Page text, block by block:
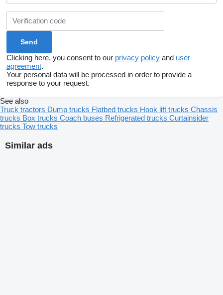
TGX? Цей високоякісний корпус фільтра забезпечить
ефективний захист вашої палива від забруднень, що
продовжить термін служби вашого двигуна та зменшить
Сумісність з MAN TGA та MAN TGX, що забезпечує
простоту установки та сумісність
виробництва корпусу
Захист палива від води, бруду та інших забруднень, що
Clicking here, you consent to our privacy policy and user
agreement.
Your personal data will be processed in order to provide a
response to your request.
Similar ads
See also
Truck tractors Dump trucks Flatbed trucks Hook lift trucks Chassis
trucks Box trucks Coach buses Refrigerated trucks Curtainsider
trucks Tow trucks